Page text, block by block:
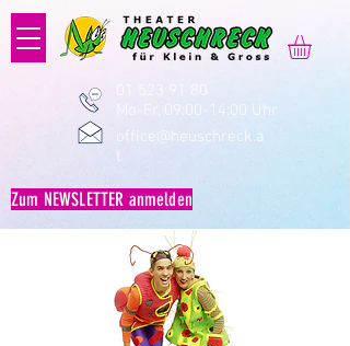
Zum NEWSLETTER anmelden
01 523 91 80
Mo-Fr, 09:00-14:00 Uhr
office@heuschreck.a
t